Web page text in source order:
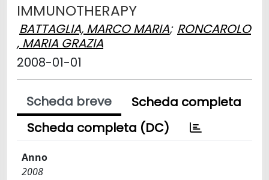
IMMUNOTHERAPY
BATTAGLIA, MARCO MARIA; RONCAROLO
, MARIA GRAZIA
2008-01-01
Scheda breve
Scheda completa
Scheda completa (DC)
Anno
2008